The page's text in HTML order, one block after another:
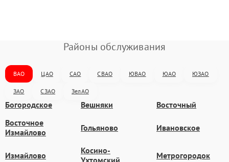
Районы обслуживания
ВАО ЦАО САО СВАО ЮВАО ЮАО ЮЗАО
ЗАО СЗАО ЗелАО
Богородское Вешняки
Восточный
Восточное
Измайлово
Гольяново Ивановское
Измайлово
Косино-
Ухтомский
Метрогородок